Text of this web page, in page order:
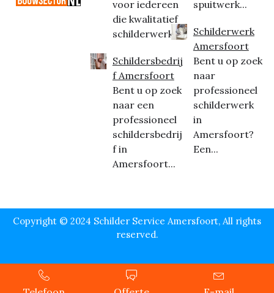
voor iedereen
die kwalitatief
schilderwerk...
Schildersbedrij
f Amersfoort
Bent u op zoek
naar een
professioneel
schildersbedrij
f in
Amersfoort...
spuitwerk...
Schilderwerk
Amersfoort
Bent u op zoek
naar
professioneel
schilderwerk
in
Amersfoort?
Een...
Copyright © 2024 Schilder Service Amersfoort, All rights
reserved.